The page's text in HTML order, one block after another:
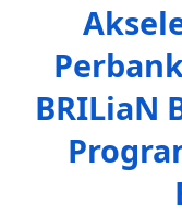
BRILiaN